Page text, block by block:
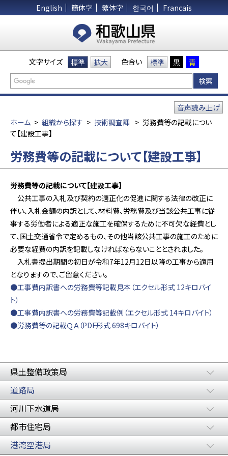
English 簡体字 繁体字 한국어 Francais
文字サイズ 標準 拡大 色合い 標準 黒 青
ホーム > 組織から探す > 技術調査課 > 労務費等の記載につい
て【建設工事】
音声読み上げ
労務費等の記載について【建設工事】
労務費等の記載について【建設工事】
公共工事の入札及び契約の適正化の促進に関する法律の改正に
伴い、入札金額の内訳として、材料費、労務費及び当該公共工事に従
事する労働者による適正な施工を確保するために不可欠な経費とし
て、国土交通省令で定めるもの、その他当該公共工事の施工のために
必要な経費の内訳を記載しなければならないこととされました。
入札書提出期間の初日が令和7年12月12日以降の工事から適用
となりますので、ご留意ください。
●工事費内訳書への労務費等記載見本（エクセル形式 12キロバイ
ト）
●工事費内訳書への労務費等記載例（エクセル形式 14キロバイト）
●労務費等の記載ＱＡ（PDF形式 698キロバイト）
県土整備政策局
道路局
河川下水道局
都市住宅局
港湾空港局